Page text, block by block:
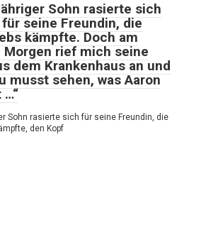
Sohn rasierte sich
seine Freundin, die
kämpfte. Doch am
Morgen rief mich seine
dem Krankenhaus an und
musst sehen, was Aaron
…“
Sohn rasierte sich für seine Freundin, die
den Kopf